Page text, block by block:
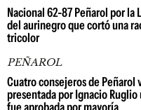
Nacional 62-87 Peñarol por la
del aurinegro que cortó una
tricolor
PEÑAROL
Cuatro consejeros de
presentada por Ignacio